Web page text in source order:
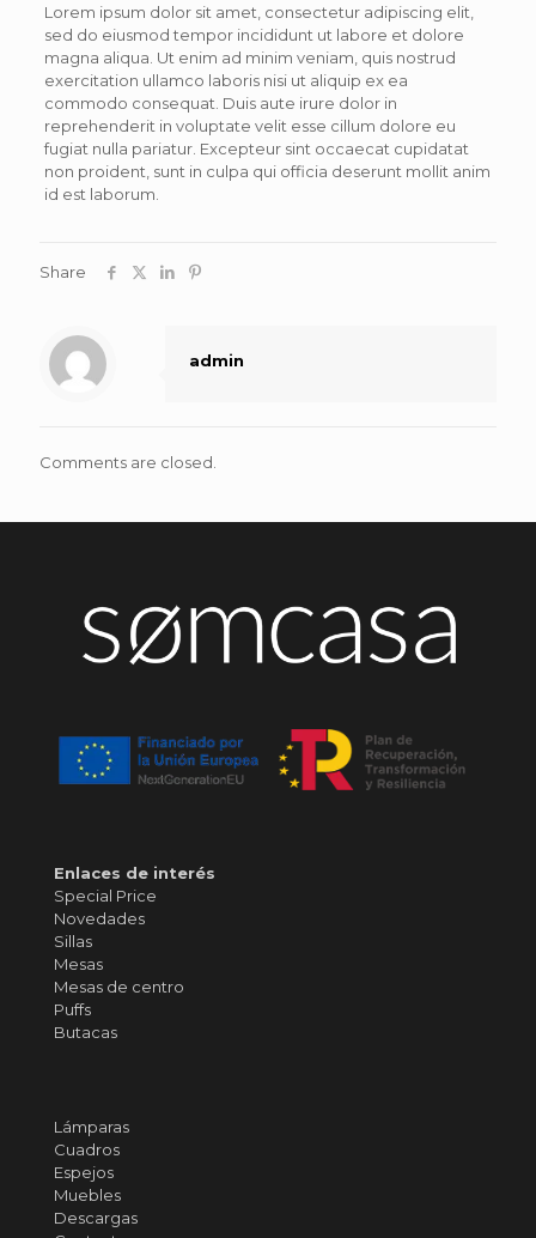
Lorem ipsum dolor sit amet, consectetur adipiscing elit,
sed do eiusmod tempor incididunt ut labore et dolore
magna aliqua. Ut enim ad minim veniam, quis nostrud
exercitation ullamco laboris nisi ut aliquip ex ea
commodo consequat. Duis aute irure dolor in
reprehenderit in voluptate velit esse cillum dolore eu
fugiat nulla pariatur. Excepteur sint occaecat cupidatat
non proident, sunt in culpa qui officia deserunt mollit anim
id est laborum.
Share
admin
Comments are closed.
Enlaces de interés
Special Price
Novedades
Sillas
Mesas
Mesas de centro
Puffs
Butacas
Lámparas
Cuadros
Espejos
Muebles
Descargas